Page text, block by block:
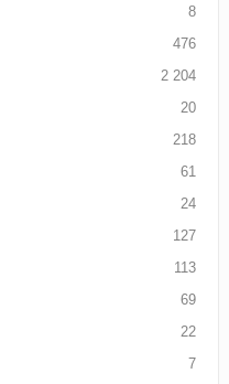
8
476
2 204
20
218
61
24
127
113
69
22
7